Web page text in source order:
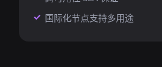
国际化节点支持多用途